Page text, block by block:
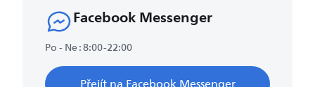
Facebook Messenger
Po - Ne : 8:00-22:00